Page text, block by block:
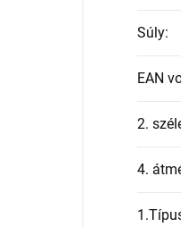
Súly:
EAN
2.
4.